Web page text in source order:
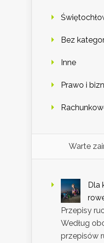
Bez
Inne
Prawo i
Warte
Dla
Przepisy
Według
przepisów